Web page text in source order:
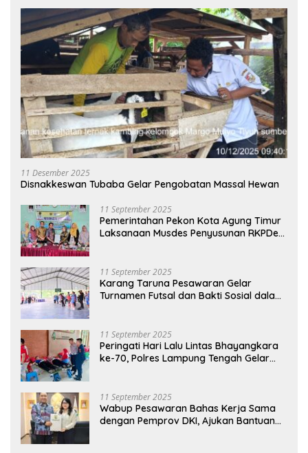
11 Desember 2025
Disnakkeswan Tubaba Gelar Pengobatan Massal Hewan
11 September 2025
Pemerintahan Pekon Kota Agung Timur
Laksanaan Musdes Penyusunan RKPDes
11 September 2025
Karang Taruna Pesawaran Gelar
Turnamen Futsal dan Bakti Sosial dalam
11 September 2025
Peringati Hari Lalu Lintas Bhayangkara
ke-70, Polres Lampung Tengah Gelar
11 September 2025
Wabup Pesawaran Bahas Kerja Sama
dengan Pemprov DKI, Ajukan Bantuan